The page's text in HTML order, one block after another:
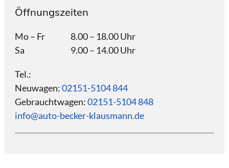
Öffnungszeiten
Mo – Fr
Sa
8.00 – 18.00 Uhr
9.00 – 14.00 Uhr
Tel.:
Neuwagen:02151-5104 844
Gebrauchtwagen:02151-5104 848
info@auto-becker-klausmann.de